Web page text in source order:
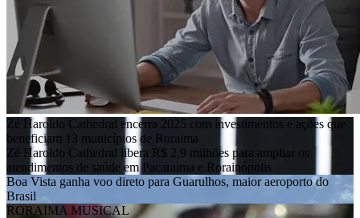
Zé Haroldo Cathedral encerra 2025 com investimentos e ações que
beneficiam 13 municípios de Roraima
Zé Haroldo Cathedral libera R$ 2,9 milhões para ampliar os
atendimentos de saúde em Pacaraima e Rorainópolis
Boa Vista ganha voo direto para Guarulhos, maior aeroporto do
Brasil
RORAIMA MUSICAL
ALERR reconhece 7 de outubro como o Dia Estadual do Regente
de Bandas e Fanfarras